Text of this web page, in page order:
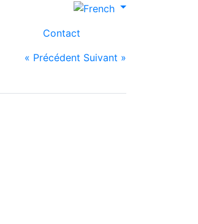
Contact
« Précédent Suivant »